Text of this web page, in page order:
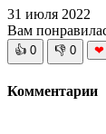
31 июля 2022
Вам
👍 0 👎 0 ❤
Комментарии